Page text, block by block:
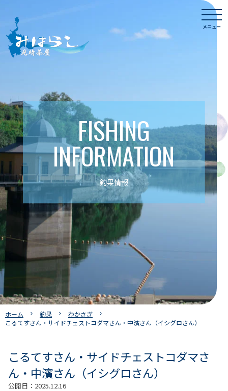
content
メニュー
FISHING
INFORMATION
釣果情報
ホーム 釣果
わかさぎ
こるてすさん・サイドチェストコダマさん・中濱さん（イシグロさん）
こるてすさん・サイドチェストコダマさ
ん・中濱さん（イシグロさん）
公開日： 2025.12.16